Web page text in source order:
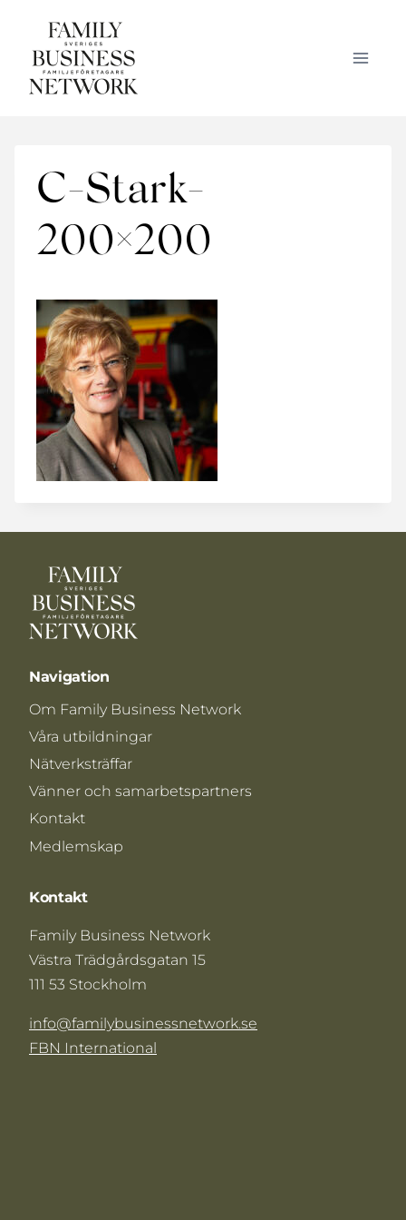
content
C-Stark-
200×200
Navigation
Om Family Business Network
Våra utbildningar
Nätverksträffar
Vänner och samarbetspartners
Kontakt
Medlemskap
Kontakt
Family Business Network
Västra Trädgårdsgatan 15
111 53 Stockholm
info@familybusinessnetwork.se
FBN International